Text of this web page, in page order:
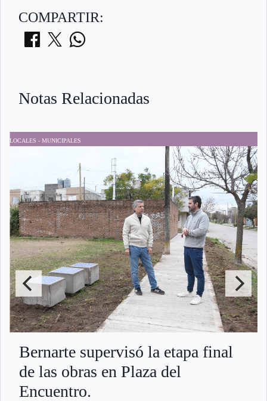
COMPARTIR:
Notas Relacionadas
LOCALES - MUNICIPALES
Bernarte supervisó la etapa final
de las obras en Plaza del
Encuentro.